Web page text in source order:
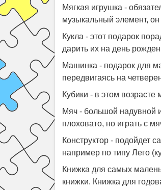
Мягкая игрушка -
музыкальный элемент,
Кукла - этот подарок
дарить их на день
Машинка - подарок для
передвигаясь на
Кубики - в этом
Мяч - большой надувной
плоховато, но играть с
Конструктор - подойдет
например по типу Лего
Книжка для самых
книжки. Книжка для